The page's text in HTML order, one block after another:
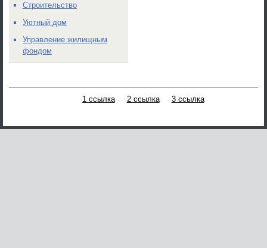
Строительство
Уютный дом
Управление жилищным
фондом
1 ссылка 2 ссылка 3 ссылка